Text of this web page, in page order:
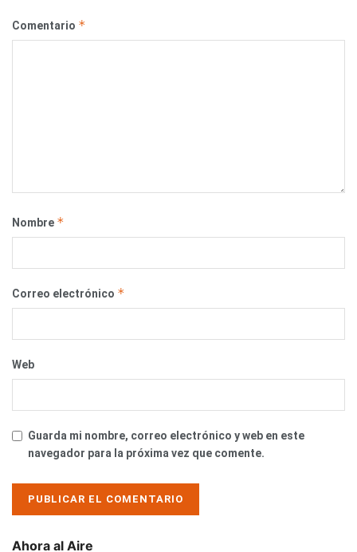
Comentario *
Nombre *
Correo electrónico *
Web
Guarda mi nombre, correo electrónico y web en este
navegador para la próxima vez que comente.
Ahora al Aire